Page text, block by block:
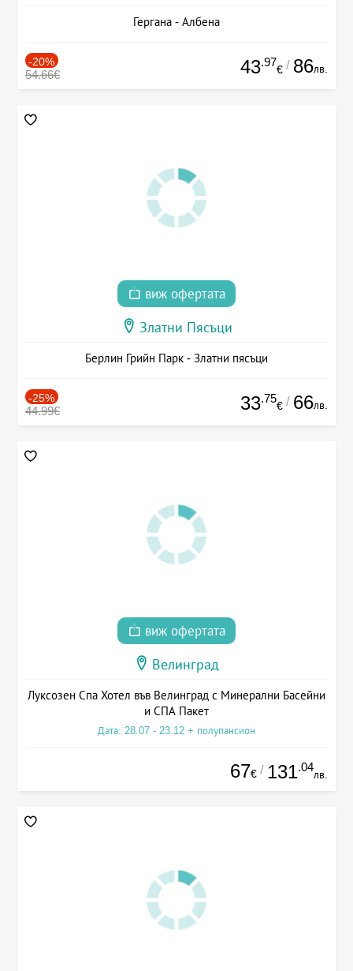
Гергана - Албена
-20%
54.66€ 43.97
€ / 86лв.
виж офертата
Златни Пясъци
Берлин Грийн Парк - Златни пясъци
-25%
44.99€ 33.75
€ / 66лв.
виж офертата
Велинград
Луксозен Спа Хотел във Велинград с Минерални Басейни
и СПА Пакет
Дата: 28.07 - 23.12 + полупансион
67€ / 131.04
лв.